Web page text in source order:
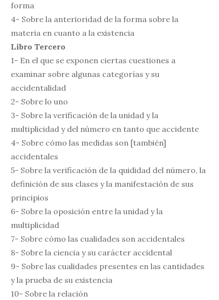
forma
4- Sobre la anterioridad de la forma sobre la
materia en cuanto a la existencia
Libro Tercero
1- En el que se exponen ciertas cuestiones a
examinar sobre algunas categorías y su
accidentalidad
2- Sobre lo uno
3- Sobre la verificación de la unidad y la
multiplicidad y del número en tanto que accidente
4- Sobre cómo las medidas son [también]
accidentales
5- Sobre la verificación de la quididad del número, la
definición de sus clases y la manifestación de sus
principios
6- Sobre la oposición entre la unidad y la
multiplicidad
7- Sobre cómo las cualidades son accidentales
8- Sobre la ciencia y su carácter accidental
9- Sobre las cualidades presentes en las cantidades
y la prueba de su existencia
10- Sobre la relación